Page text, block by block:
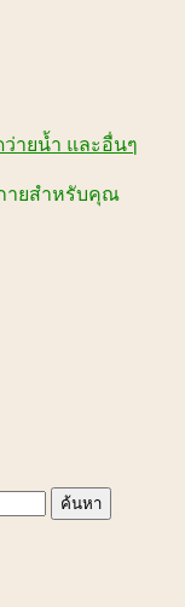
ายน้ำ และอื่นๆ
กายสำหรับคุณ